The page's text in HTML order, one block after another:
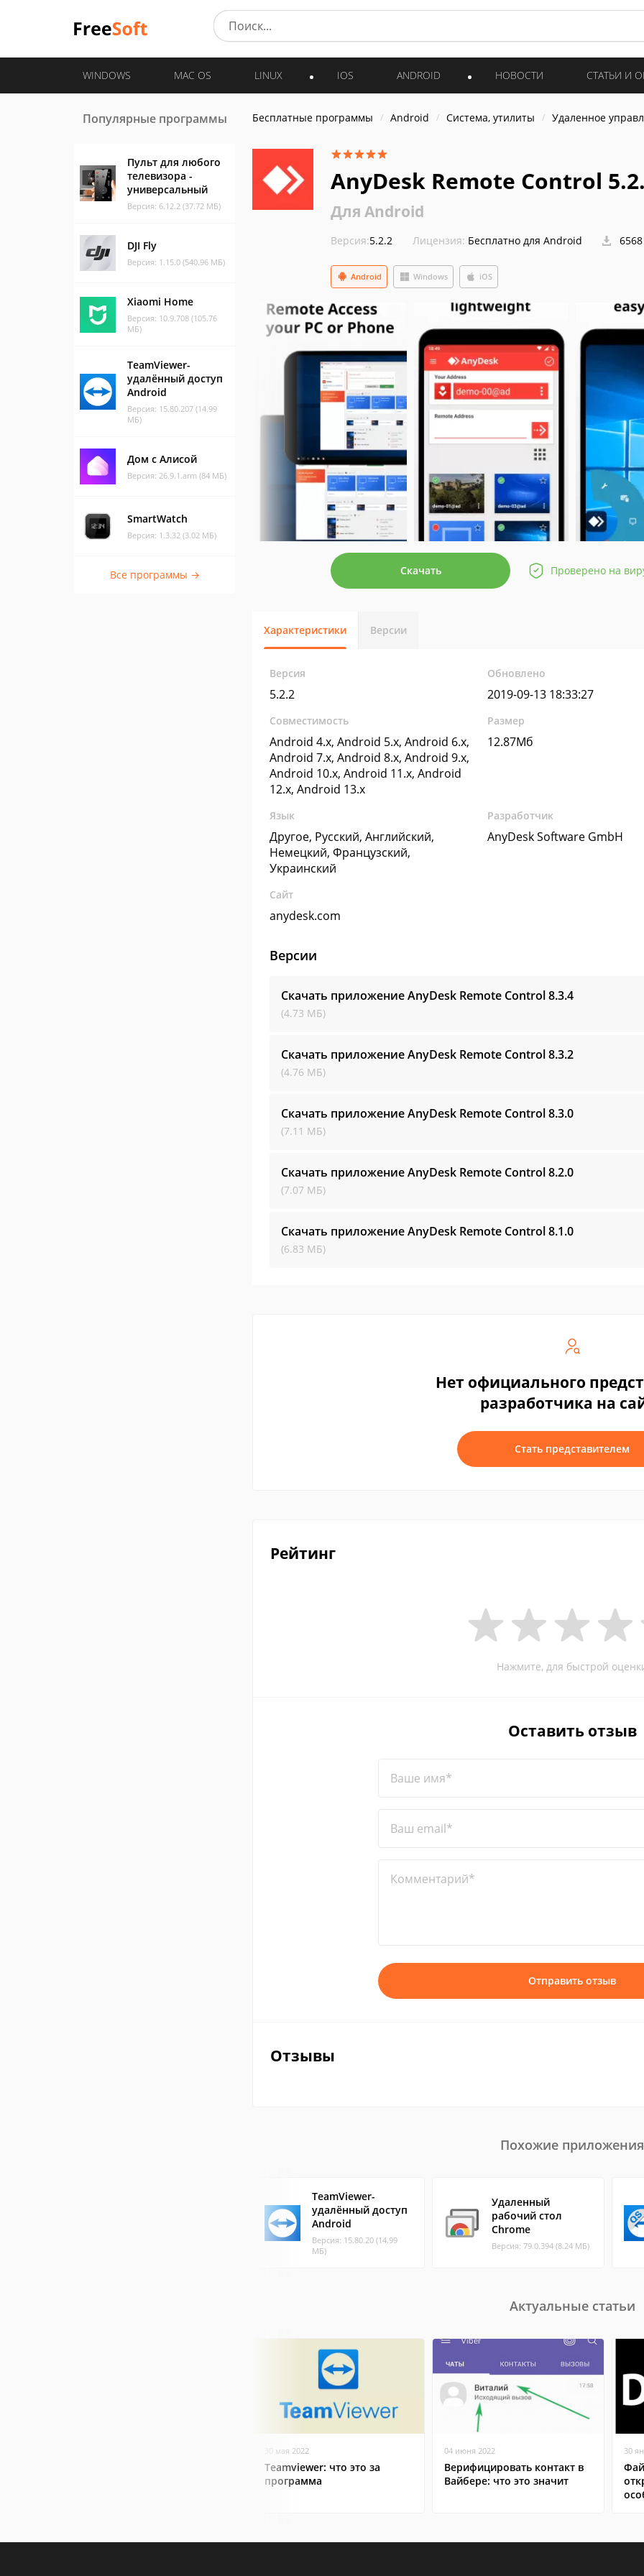
WINDOWS MAC OS LINUX IOS ANDROID НОВОСТИ СТАТЬИ И
Популярные программы
Пульт для любого
телевизора -
универсальный
Версия: 6.12.2 (37.72 МБ)
DJI Fly
Версия: 1.15.0 (540.96 МБ)
Xiaomi Home
Версия: 10.9.708 (105.76
МБ)
TeamViewer-
удалённый доступ
Android
Версия: 15.80.207 (14.99
МБ)
Дом с Алисой
Версия: 26.9.1.arm (84 МБ)
SmartWatch
Версия: 1.3.32 (3.02 МБ)
Все программы →
Бесплатные программы Android Система, утилиты Удаленное
AnyDesk Remote Control
Для Android
Версия:5.2.2 Лицензия: Бесплатно для Android
Windows
Android iOS
Скачать Проверено на
Характеристики Версии
Версия
5.2.2
Обновлено
2019-09-13 18:33:27
Совместимость
Android 4.x, Android 5.x, Android 6.x,
Android 7.x, Android 8.x, Android 9.x,
Android 10.x, Android 11.x, Android
12.x, Android 13.x
Размер
12.87Мб
Язык
Другое, Русский, Английский,
Немецкий, Французский,
Украинский
Разработчик
AnyDesk Software GmbH
Сайт
anydesk.com
Версии
Скачать приложение AnyDesk Remote Control8.3.4
(4.73 МБ)
Скачать приложение AnyDesk Remote Control8.3.2
(4.76 МБ)
Скачать приложение AnyDesk Remote Control8.3.0
(7.11 МБ)
Скачать приложение AnyDesk Remote Control8.2.0
(7.07 МБ)
Скачать приложение AnyDesk Remote Control8.1.0
(6.83 МБ)
Нет официального
разработчика на
Стать представителем
Рейтинг
Нажмите, для быстрой
Оставить отзыв
Ваше имя*
Ваш email*
Комментарий*
Отправить отзыв
Отзывы
Похожие приложения
TeamViewer-
удалённый доступ
Android
Версия: 15.80.20 (14.99
МБ)
Удаленный
рабочий стол
Chrome
Версия: 79.0.394 (8.24 МБ)
Актуальные статьи
30 мая 2022
Teamviewer: что это за
программа
04 июня 2022
Верифицировать контакт в
Вайбере: что это значит
30